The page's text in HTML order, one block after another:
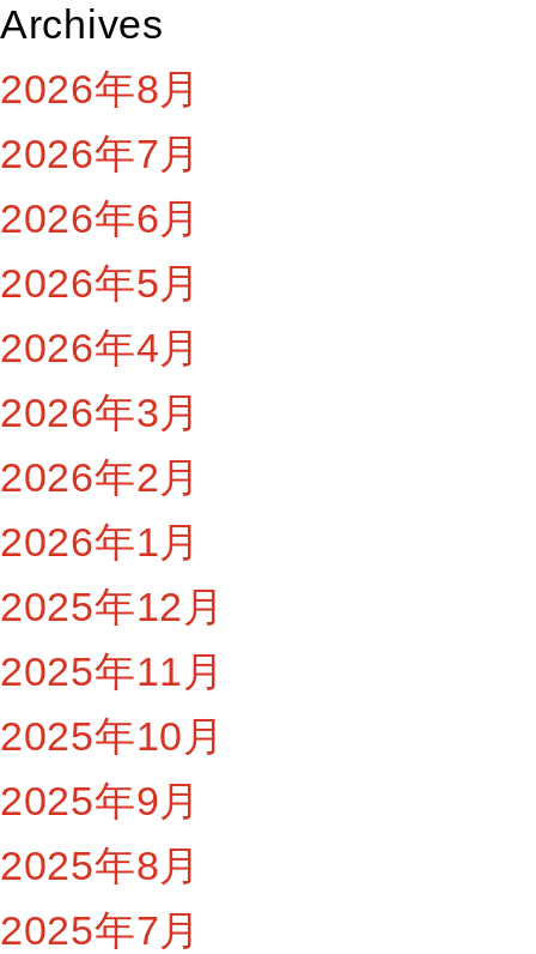
Archives
2026年8月
2026年7月
2026年6月
2026年5月
2026年4月
2026年3月
2026年2月
2026年1月
2025年12月
2025年11月
2025年10月
2025年9月
2025年8月
2025年7月